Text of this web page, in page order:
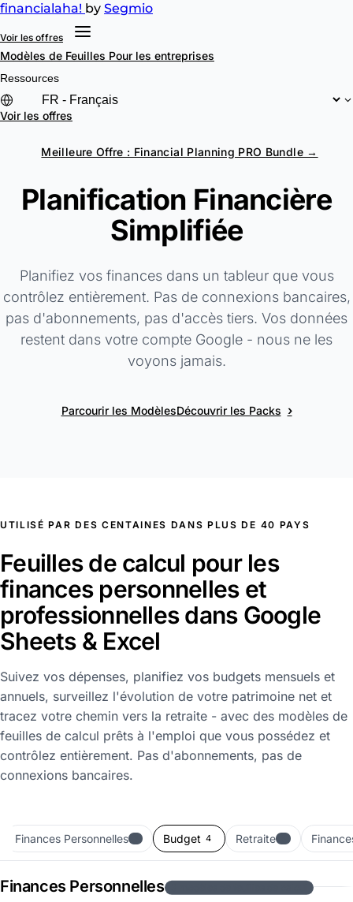
financialaha! by Segmio
Voir les offres
Modèles de Feuilles Pour les entreprises
Ressources
Voir les offres
Meilleure Offre : Financial Planning PRO Bundle →
Planification Financière
Simplifiée
Planifiez vos finances dans un tableur que vous
contrôlez entièrement. Pas de connexions bancaires,
pas d'abonnements, pas d'accès tiers. Vos données
restent dans votre compte Google - nous ne les
voyons jamais.
Parcourir les ModèlesDécouvrir les Packs ›
UTILISÉ PAR DES CENTAINES DANS PLUS DE 40 PAYS
Feuilles de calcul pour les
finances personnelles et
professionnelles dans Google
Sheets & Excel
Suivez vos dépenses, planifiez vos budgets mensuels et
annuels, surveillez l'évolution de votre patrimoine net et
tracez votre chemin vers la retraite - avec des modèles de
feuilles de calcul prêts à l'emploi que vous possédez et
contrôlez entièrement. Pas d'abonnements, pas de
connexions bancaires.
Finances Personnelles Budget 4 Retraite
Finances Personnelles